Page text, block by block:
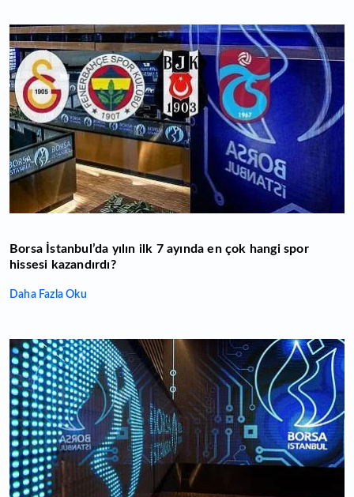
Borsa İstanbul’da yılın ilk 7 ayında en çok hangi spor
hissesi kazandırdı?
Daha Fazla Oku